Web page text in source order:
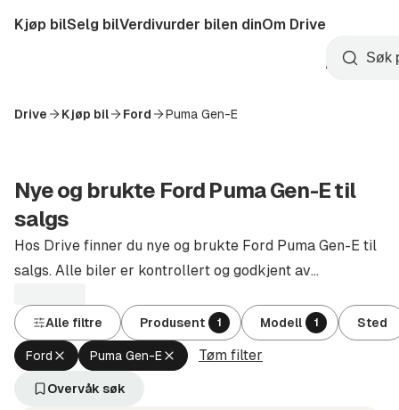
til
Startside
Kjøp bilSelg bilVerdivurder bilen dinOm Drive
Opprett
konto
Søk
Drive Kjøp bil Ford Puma Gen-E
Nye og brukte Ford Puma Gen-E til
salgs
Hos Drive finner du nye og brukte Ford Puma Gen-E til
salgs. Alle biler er kontrollert og godkjent av
Alle filtre Produsent 1 Modell 1 Sted
Ford Fjern
aktivt
filter
Puma Gen-E Fjern
aktivt
Tøm filter
Overvåk søk